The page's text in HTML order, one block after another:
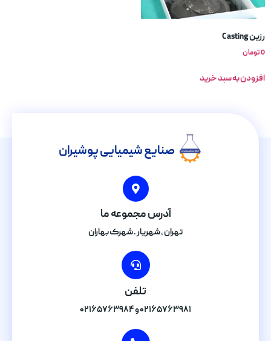
رزین Casting
0تومان
افزودن به سبد خرید
صنایع شیمیایی پوشیران
آدرس مجموعه ما
تهران , شهریار . شهرک بهاران
تلفن
۰۲۱۶۵۷۶۳۹۸۱ و ۰۲۱۶۵۷۶۳۹۸۴